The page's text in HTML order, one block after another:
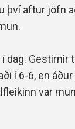
því aftur jöfn
dag.
í 6-6, en
var